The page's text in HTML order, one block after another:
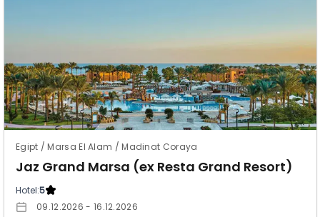
Egipt / Marsa El Alam / Madinat Coraya
Jaz Grand Marsa (ex Resta Grand Resort)
Hotel:5
09.12.2026 - 16.12.2026